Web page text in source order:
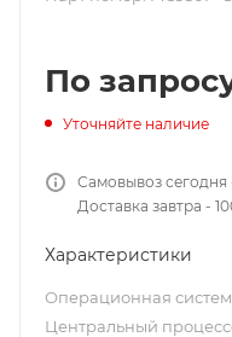
По
Уточняйте наличие
Самовывоз сегодня
Доставка завтра -
Характеристики
Операционная
Центральный